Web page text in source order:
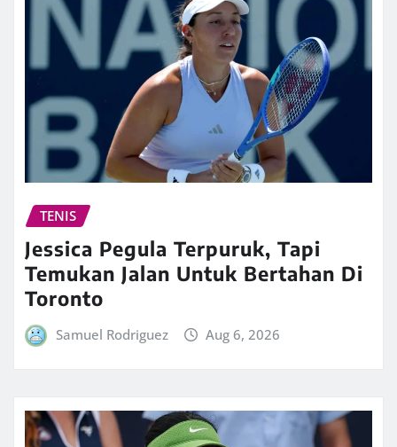
TENIS
Jessica Pegula Terpuruk, Tapi
Temukan Jalan Untuk Bertahan Di
Toronto
Samuel Rodriguez Aug 6, 2026